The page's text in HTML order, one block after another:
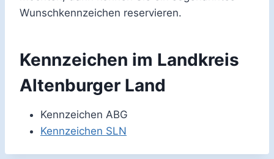
Wunschkennzeichen reservieren.
Kennzeichen im Landkreis
Altenburger Land
Kennzeichen ABG
Kennzeichen SLN